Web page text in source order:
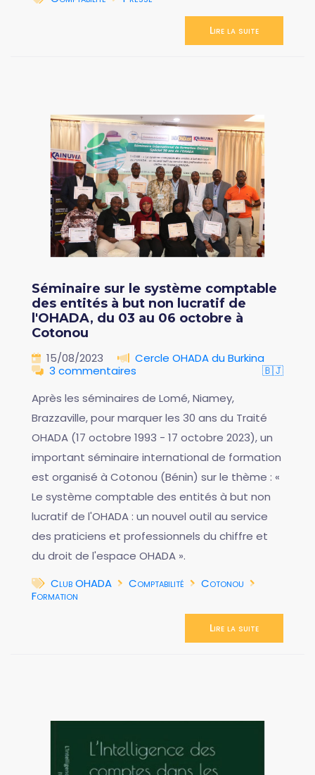
Lire la suite
Séminaire sur le système comptable
des entités à but non lucratif de
l'OHADA, du 03 au 06 octobre à
Cotonou
15/08/2023
Cercle OHADA du Burkina
3 commentaires
🇧🇯
Après les séminaires de Lomé, Niamey,
Brazzaville, pour marquer les 30 ans du Traité
OHADA (17 octobre 1993 - 17 octobre 2023), un
important séminaire international de formation
est organisé à Cotonou (Bénin) sur le thème : «
Le système comptable des entités à but non
lucratif de l'OHADA : un nouvel outil au service
des praticiens et professionnels du chiffre et
du droit de l'espace OHADA ».
Club OHADA
Comptabilité
Cotonou
Formation
Lire la suite